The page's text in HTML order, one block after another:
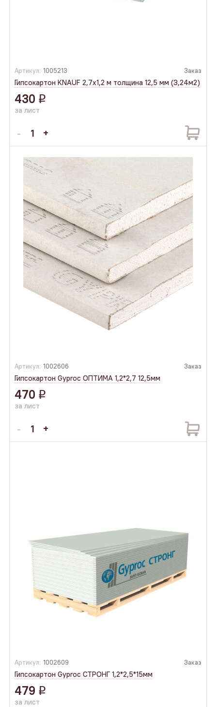
Артикул: 1005213 Заказ
Гипсокартон KNAUF 2,7х1,2 м толщина 12,5 мм (3,24м2)
430 q
за лист
Артикул: 1002606 Заказ
Гипсокартон Gyproc ОПТИМА 1,2*2,7 12,5мм
470 q
за лист
Артикул: 1002609 Заказ
Гипсокартон Gyproc СТРОНГ 1,2*2,5*15мм
479 q
за лист